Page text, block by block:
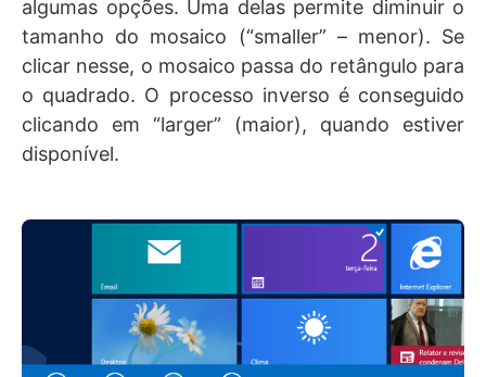
algumas opções. Uma delas permite diminuir o
tamanho do mosaico (“smaller” – menor). Se
clicar nesse, o mosaico passa do retângulo para
o quadrado. O processo inverso é conseguido
clicando em “larger” (maior), quando estiver
disponível.